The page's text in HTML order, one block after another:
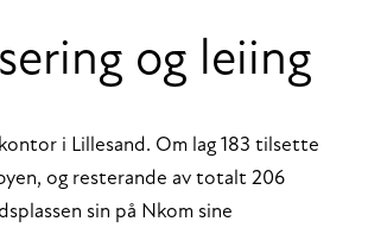
og leiing
i Lillesand. Om lag 183 tilsette
og resterande av totalt 206
sin på Nkom sine